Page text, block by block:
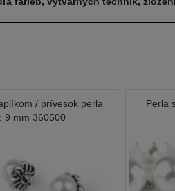
/ prívesok perla
9 mm 360500
Perla